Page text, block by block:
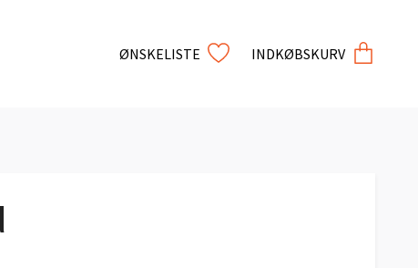
ØNSKELISTE INDKØBSKURV